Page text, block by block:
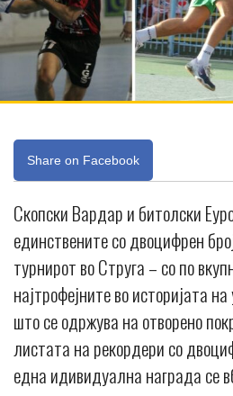
Share on Facebook
Скопски Вардар и битолски
единствените со двоцифрен
турнирот во Струга – со по
најтрофејните во историјата
што се одржува на отворено
листата на рекордери со
една идивидуална награда се